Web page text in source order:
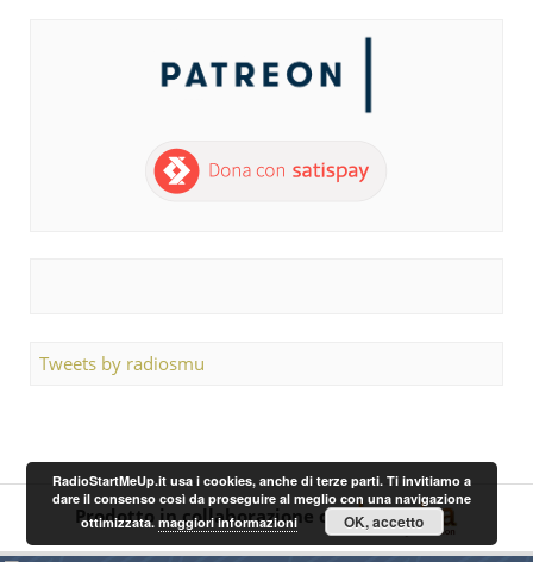
Tweets by radiosmu
Prodotto in collaborazione con
RadioStartMeUp.it usa i cookies, anche di terze parti. Ti invitiamo a
dare il consenso così da proseguire al meglio con una navigazione
ottimizzata. maggiori informazioni OK, accetto